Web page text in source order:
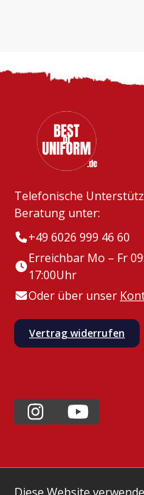
Telefonische
Beratung unter:
+49 6026 999 46 60
Erreichbar Mo – Fr
17:00Uhr
Oder über unser
Vertrag widerrufen